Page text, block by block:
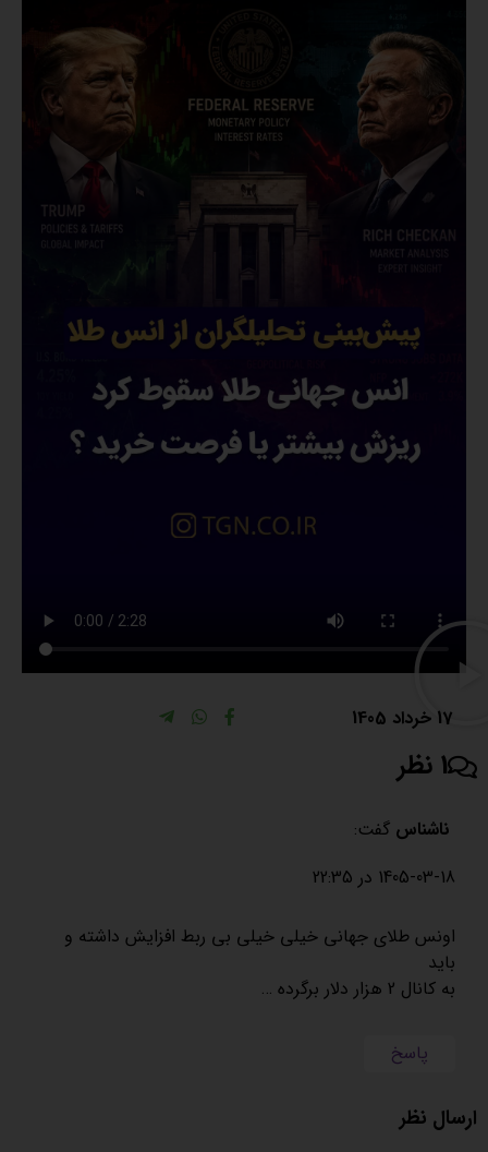
17 خرداد 1405
1 نظر
ناشناس گفت:
1405-03-18 در 22:35
اونس طلای جهانی خیلی خیلی بی ربط افزایش داشته و
باید
به کانال 2 هزار دلار برگرده …
پاسخ
ارسال نظر